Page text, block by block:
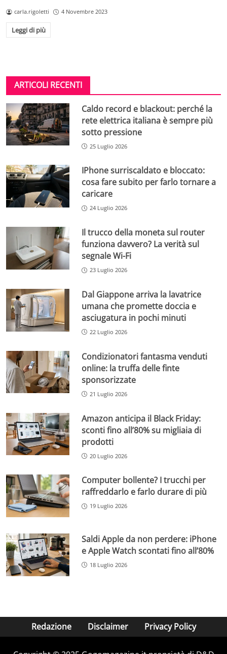
carla.rigoletti 4 Novembre 2023
Leggi di più
ARTICOLI RECENTI
Caldo record e blackout: perché la
rete elettrica italiana è sempre più
sotto pressione
25 Luglio 2026
IPhone surriscaldato e bloccato:
cosa fare subito per farlo tornare a
caricare
24 Luglio 2026
Il trucco della moneta sul router
funziona davvero? La verità sul
segnale Wi-Fi
23 Luglio 2026
Dal Giappone arriva la lavatrice
umana che promette doccia e
asciugatura in pochi minuti
22 Luglio 2026
Condizionatori fantasma venduti
online: la truffa delle finte
sponsorizzate
21 Luglio 2026
Amazon anticipa il Black Friday:
sconti fino all’80% su migliaia di
prodotti
20 Luglio 2026
Computer bollente? I trucchi per
raffreddarlo e farlo durare di più
19 Luglio 2026
Saldi Apple da non perdere: iPhone
e Apple Watch scontati fino all’80%
18 Luglio 2026
Redazione Disclaimer Privacy Policy